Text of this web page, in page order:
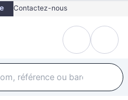
Contactez-nous